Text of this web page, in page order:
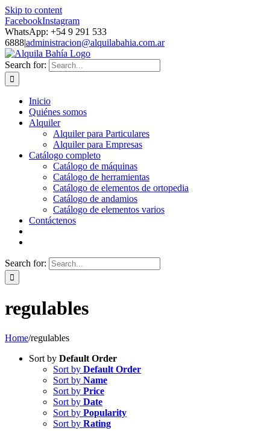
Skip to content
FacebookInstagram
WhatsApp: +54 9 291 533
6888|administracion@alquilabahia.com.ar
Search for:
Inicio
Quiénes somos
Alquiler
Alquiler para Particulares
Alquiler para Empresas
Catálogo completo
Catálogo de máquinas
Catálogo de herramientas
Catálogo de elementos de ortopedia
Catálogo de andamios
Catálogo de elementos varios
Contáctenos
Search for:
regulables
Home/regulables
Sort by Default Order
Sort by Default Order
Sort by Name
Sort by Price
Sort by Date
Sort by Popularity
Sort by Rating